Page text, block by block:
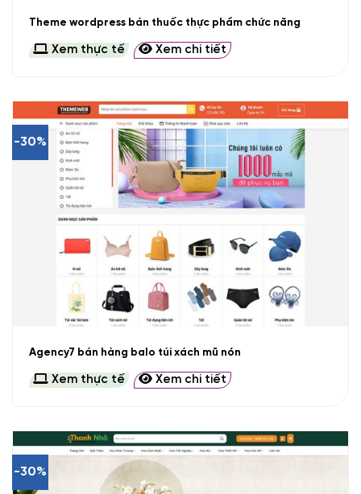
Theme wordpress bán thuốc thực phẩm chức năng
Xem thực tế Xem chi tiết
-30%
Agency7 bán hàng balo túi xách mũ nón
Xem thực tế Xem chi tiết
-30%